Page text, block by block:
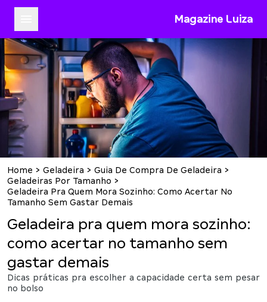
Magazine Luiza
Home > Geladeira > Guia De Compra De Geladeira >
Geladeiras Por Tamanho >
Geladeira Pra Quem Mora Sozinho: Como Acertar No
Tamanho Sem Gastar Demais
Geladeira pra quem mora sozinho:
como acertar no tamanho sem
gastar demais
Dicas práticas pra escolher a capacidade certa sem pesar
no bolso